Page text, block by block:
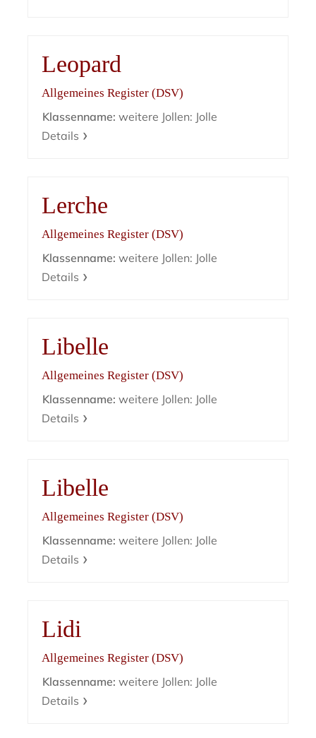
Leopard
Allgemeines Register (DSV)
Klassenname: weitere Jollen: Jolle
Details
Lerche
Allgemeines Register (DSV)
Klassenname: weitere Jollen: Jolle
Details
Libelle
Allgemeines Register (DSV)
Klassenname: weitere Jollen: Jolle
Details
Libelle
Allgemeines Register (DSV)
Klassenname: weitere Jollen: Jolle
Details
Lidi
Allgemeines Register (DSV)
Klassenname: weitere Jollen: Jolle
Details